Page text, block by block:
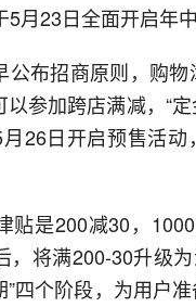
月23日全面开启年中
公布招商原则，购
参加跨店满减，“
26日开启预售活
贴是200减30，
将满200-30升级为
”四个阶段，为用户